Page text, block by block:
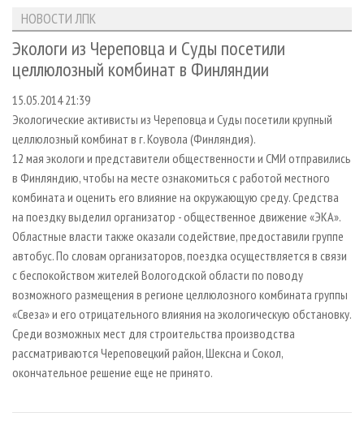
ЛЕСОЗАГОТОВКА
ЛЕСОПИЛЕНИЕ
СУШКА ДРЕВЕСИНЫ
ПРОИЗВОДСТВО ДРЕВЕСНЫХ ПЛИТ
ДЕРЕВЯННОЕ ДОМОСТРОЕНИЕ
ПРОИЗВОДСТВО МЕБЕЛИ
БИОЭНЕРГЕТИКА
ЦБП
ИНСТРУМЕНТ И МАТЕРИАЛЫ
НОВОСТИ ЛПК
НОВОСТИ ЖУРНАЛА
ПРОЕКТЫ ЛПИ
АНАЛИТИКА
ПРЕДПРИЯТИЯ ЛПК
ПЕРСОНЫ
МОБИЛЬНЫЕ ВЫСТАВКИ
ОФИЦИАЛЬНЫЕ ДЕЛЕГАЦИИ
ПРИОРИТЕТНЫЕ ИНВЕСТПРОЕКТЫ
RUSSIAN FORESTRY REVIEW
ГАЗЕТА ЛЕСПРОМФОРУМ
БИБЛИОТЕКА СПЕЦИАЛИСТА
АРХИВ ЖУРНАЛОВ
О ЖУРНАЛЕ
ПОДПИСКА
КОНТАКТЫ
РЕКЛАМОДАТЕЛЯМ
РЕКЛАМА
РЕКЛАМА НА САЙТЕ
НОВОСТИ ЛПК
Экологи из Череповца и Суды посетили
целлюлозный комбинат в Финляндии
15.05.2014 21:39
Экологические активисты из Череповца и Суды посетили крупный
целлюлозный комбинат в г. Коувола (Финляндия).
12 мая экологи и представители общественности и СМИ отправились
в Финляндию, чтобы на месте ознакомиться с работой местного
комбината и оценить его влияние на окружающую среду. Средства
на поездку выделил организатор - общественное движение «ЭКА».
Областные власти также оказали содействие, предоставили группе
автобус. По словам организаторов, поездка осуществляется в связи
с беспокойством жителей Вологодской области по поводу
возможного размещения в регионе целлюлозного комбината группы
«Свеза» и его отрицательного влияния на экологическую обстановку.
Среди возможных мест для строительства производства
рассматриваются Череповецкий район, Шексна и Сокол,
окончательное решение еще не принято.